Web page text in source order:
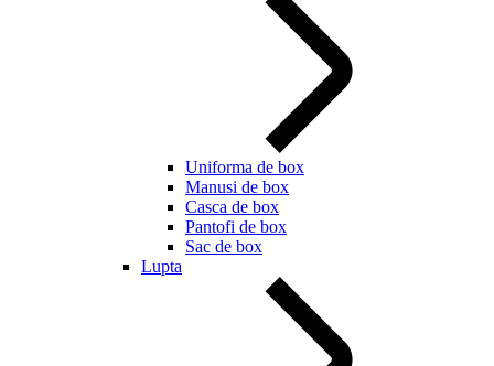
Uniforma de box
Manusi de box
Casca de box
Pantofi de box
Sac de box
Lupta